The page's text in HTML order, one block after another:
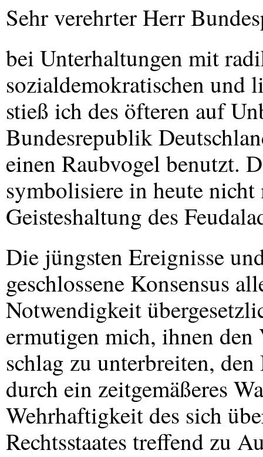
Sehr verehrter Herr
bei Unterhaltungen mit
sozialdemokratischen und
stieß ich des öfteren auf
Bundesrepublik
einen Raubvogel benutzt.
symbolisiere in heute nicht
Geisteshaltung des
Die jüngsten Ereignisse
geschlossene Konsensus
Notwendigkeit
ermutigen mich, ihnen den
schlag zu unterbreiten,
durch ein zeitgemäßeres
Wehrhaftigkeit des sich
Rechtsstaates treffend zu